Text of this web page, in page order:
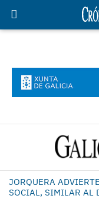
JORQUERA
SOCIAL, SIMILAR AL